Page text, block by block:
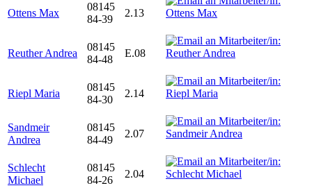
Ottens Max
08145
84-39
2.13
Reuther Andrea
08145
84-48
E.08
Riepl Maria
08145
84-30
2.14
Sandmeir
Andrea
08145
84-49
2.07
Schlecht
Michael
08145
84-26
2.04